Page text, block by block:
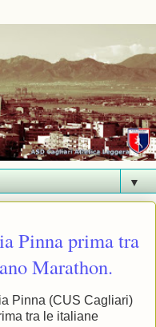
▼
Pinna prima tra
Marathon.
Pinna (CUS Cagliari)
tra le italiane